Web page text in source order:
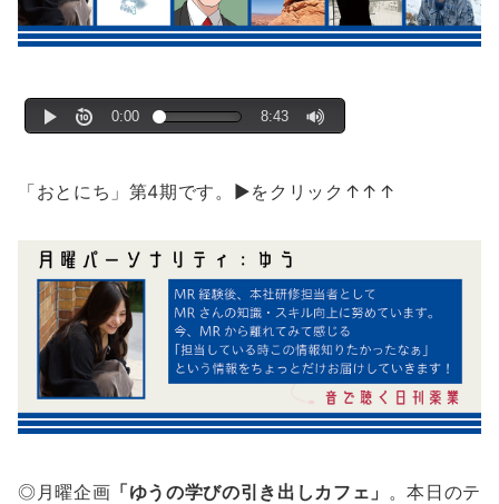
「おとにち」第4期です。▶をクリック↑↑↑
◎月曜企画 「ゆうの学びの引き出しカフェ」 。本日のテ